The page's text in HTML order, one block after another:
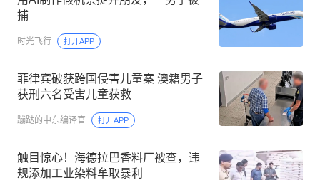
捕
时光飞行 打开APP
菲律宾破获跨国侵害儿童案 澳籍男子
获刑六名受害儿童获救
蹦跶的中东编译官 打开APP
触目惊心！海德拉巴香料厂被查，违
规添加工业染料牟取暴利